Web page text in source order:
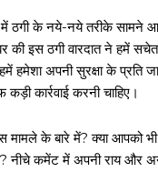
ठगी के नये-नये तरीके सामने
की इस ठगी वारदात ने हमें
हमेशा अपनी सुरक्षा के प्रति
कार्रवाई करनी चाहिए।
मामले के बारे में? क्या आपको
नीचे कमेंट में अपनी राय और